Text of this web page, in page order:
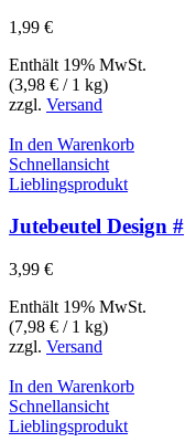
1,99 €
Enthält 19% MwSt.
(3,98 € / 1 kg)
zzgl. Versand
In den Warenkorb
Schnellansicht
Lieblingsprodukt
Jutebeutel Design #
3,99 €
Enthält 19% MwSt.
(7,98 € / 1 kg)
zzgl. Versand
In den Warenkorb
Schnellansicht
Lieblingsprodukt